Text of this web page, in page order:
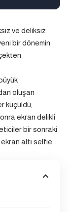
ve deliksiz
bir dönemin
oluşan
küçüldü,
ekran delikli
bir sonraki
altı selfie